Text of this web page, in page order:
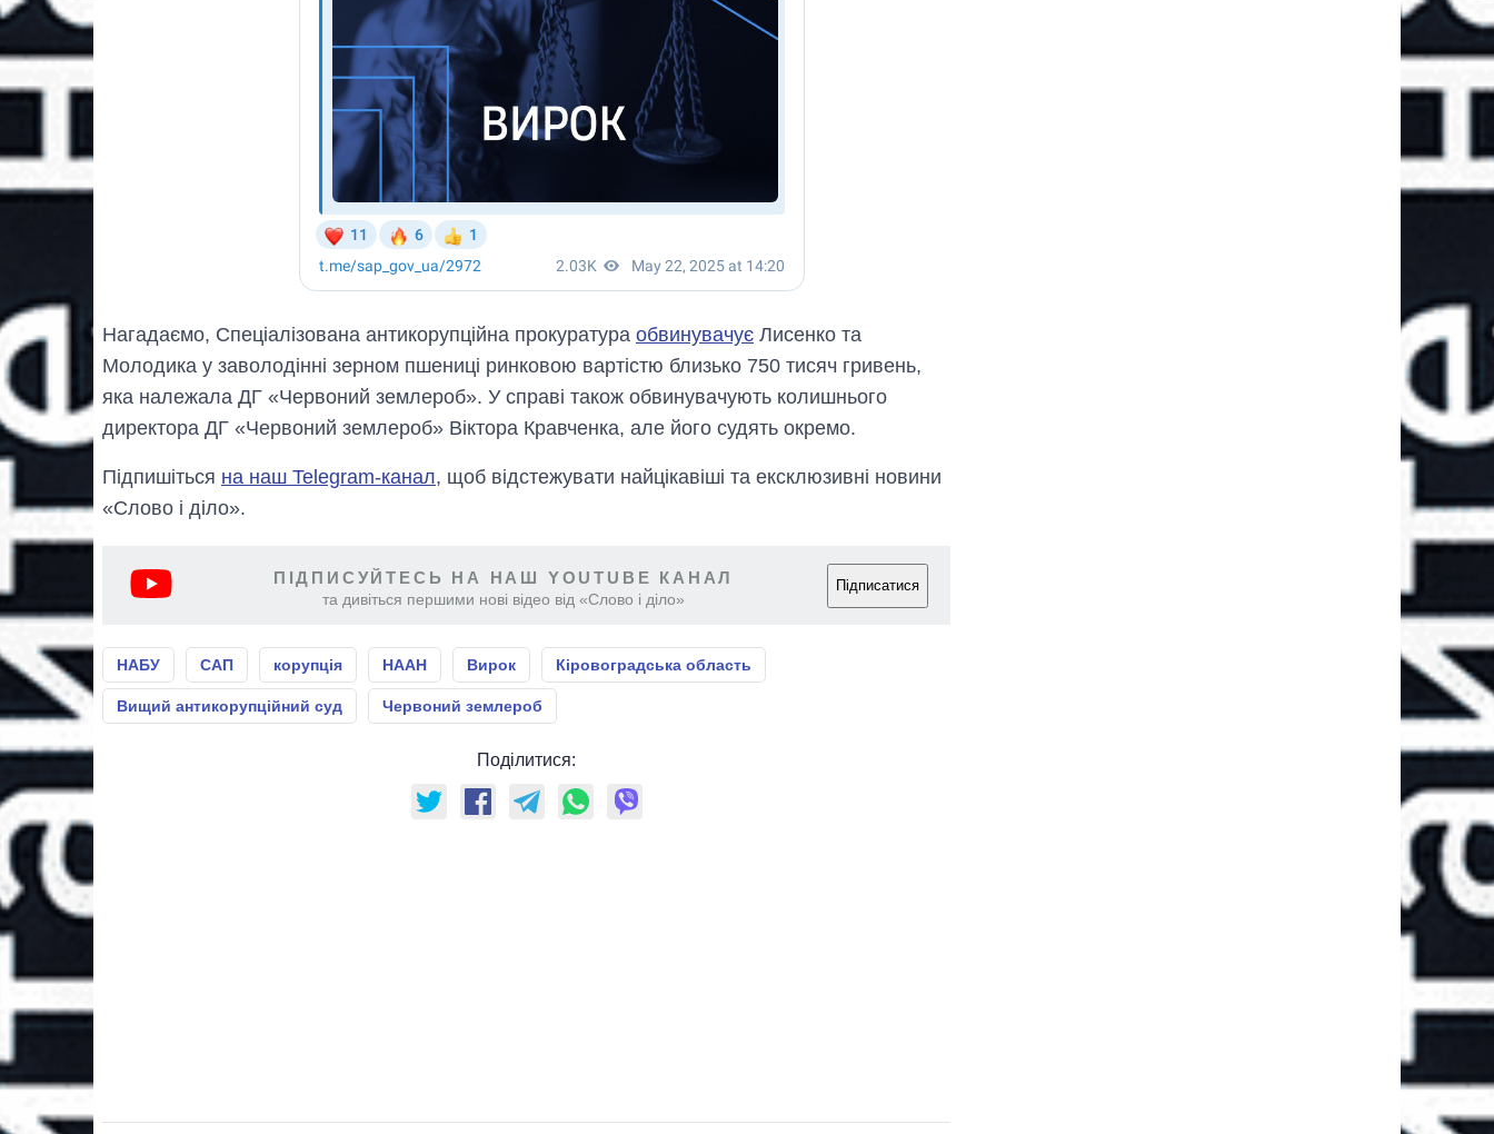
Нагадаємо, Спеціалізована антикорупційна прокуратура обвинувачує Лисенко та
Молодика у заволодінні зерном пшениці ринковою вартістю близько 750 тисяч гривень,
яка належала ДГ «Червоний землероб». У справі також обвинувачують колишнього
директора ДГ «Червоний землероб» Віктора Кравченка, але його судять окремо.
Підпишіться на наш Telegram-канал, щоб відстежувати найцікавіші та ексклюзивні новини
«Слово і діло».
ПІДПИСУЙТЕСЬ НА НАШ YOUTUBE КАНАЛ
та дивіться першими нові відео від «Слово і діло»
Підписатися
НАБУ САП корупція НААН Вирок Кіровоградська область
Вищий антикорупційний суд Червоний землероб
Поділитися: